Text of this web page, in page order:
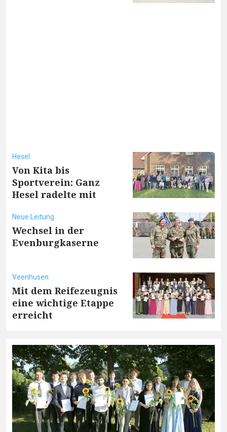
Hesel
Von Kita bis
Sportverein: Ganz
Hesel radelte mit
Neue Leitung
Wechsel in der
Evenburgkaserne
Veenhusen
Mit dem Reifezeugnis
eine wichtige Etappe
erreicht